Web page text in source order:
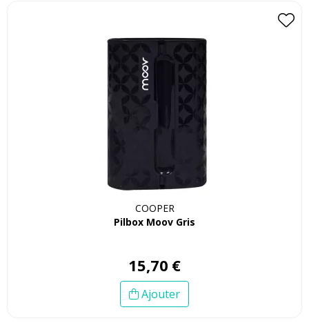
COOPER
Pilbox Moov Gris
15,70 €
Ajouter